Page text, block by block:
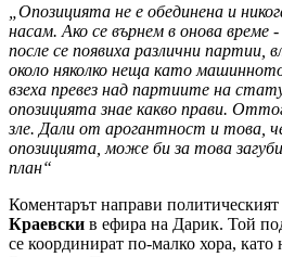
„Опозицията не е обединена и
насам. Ако се върнем в онова
после се появиха различни партии,
около няколко неща като
взеха превез над партиите на
опозицията знае какво прави.
зле. Дали от арогантност и това,
опозицията, може би за това
план“
Коментарът направи политическият
Краевски в ефира на Дарик. Той
се координират по-малко хора, като